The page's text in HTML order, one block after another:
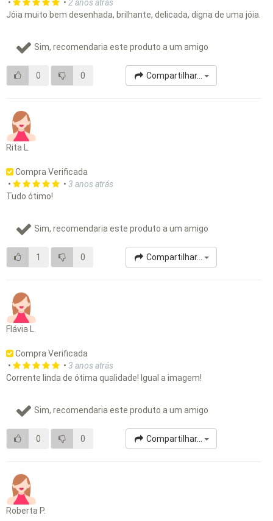
• • 2 anos atrás
Jóia muito bem desenhada, brilhante, delicada, digna de uma jóia.
Sim, recomendaria este produto a um amigo
0 0 Compartilhar...
Rita L.
Compra Verificada
•
• 3 anos atrás
Tudo ótimo!
Sim, recomendaria este produto a um amigo
1 0 Compartilhar...
Flávia L.
Compra Verificada
•
• 3 anos atrás
Corrente linda de ótima qualidade! Igual a imagem!
Sim, recomendaria este produto a um amigo
0 0 Compartilhar...
Roberta P.